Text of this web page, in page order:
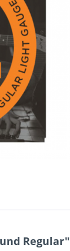
Regular"